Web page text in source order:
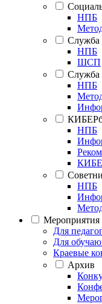
НПБ
Служба
НПБ
ШСП
Служба
НПБ
НПБ
НПБ
Мероприятия
Для
Для
Краевые
Архив